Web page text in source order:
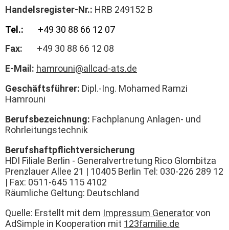
Handelsregister-Nr.: HRB 249152 B
Tel.: +49 30 88 66 12 07
Fax: +49 30 88 66 12 08
E-Mail: hamrouni@allcad-ats.de
Geschäftsführer: Dipl.-Ing. Mohamed Ramzi
Hamrouni
Berufsbezeichnung: Fachplanung Anlagen- und
Rohrleitungstechnik
Berufshaftpflichtversicherung
HDI Filiale Berlin - Generalvertretung Rico Glombitza
Prenzlauer Allee 21 | 10405 Berlin Tel: 030-226 289 12
| Fax: 0511-645 115 4102
Räumliche Geltung: Deutschland
Quelle: Erstellt mit dem Impressum Generatorvon
AdSimple in Kooperation mit 123familie.de